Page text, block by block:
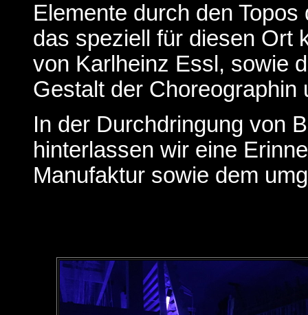
Elemente durch den
das speziell für diesen Ort
von Karlheinz Essl, sowie
Gestalt der Choreographin
In der Durchdringung von
hinterlassen wir eine
Manufaktur sowie dem